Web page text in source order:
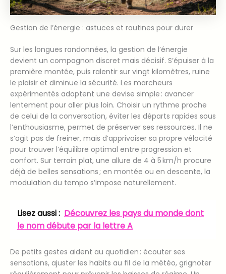
Gestion de l’énergie : astuces et routines pour durer
Sur les longues randonnées, la gestion de l’énergie
devient un compagnon discret mais décisif. S’épuiser à la
première montée, puis ralentir sur vingt kilomètres, ruine
le plaisir et diminue la sécurité. Les marcheurs
expérimentés adoptent une devise simple : avancer
lentement pour aller plus loin. Choisir un rythme proche
de celui de la conversation, éviter les départs rapides sous
l’enthousiasme, permet de préserver ses ressources. Il ne
s’agit pas de freiner, mais d’apprivoiser sa propre vélocité
pour trouver l’équilibre optimal entre progression et
confort. Sur terrain plat, une allure de 4 à 5 km/h procure
déjà de belles sensations ; en montée ou en descente, la
modulation du tempo s’impose naturellement.
Lisez aussi : Découvrez les pays du monde dont
le nom débute par la lettre A
De petits gestes aident au quotidien : écouter ses
sensations, ajuster les habits au fil de la météo, grignoter